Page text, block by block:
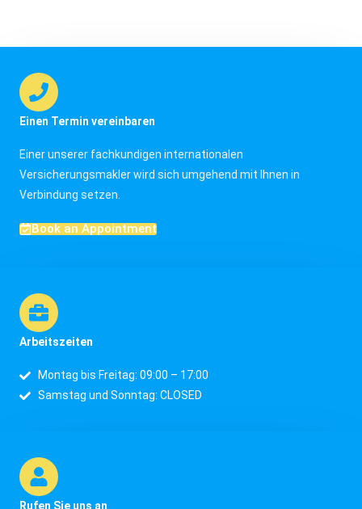
Einen Termin vereinbaren
Einer unserer fachkundigen internationalen
Versicherungsmakler wird sich umgehend mit Ihnen in
Verbindung setzen.
Book an Appointment
Arbeitszeiten
Montag bis Freitag: 09:00 – 17:00
Samstag und Sonntag: CLOSED
Rufen Sie uns an